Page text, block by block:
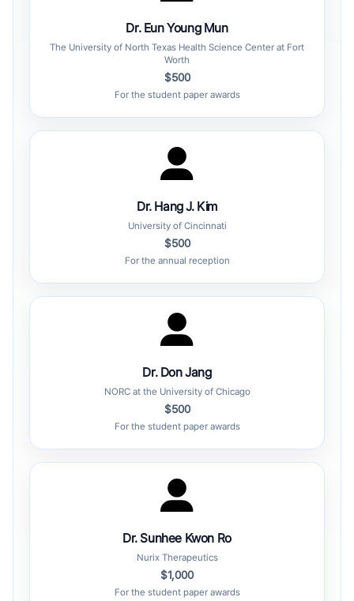
Dr. Eun Young Mun
The University of North Texas Health Science Center at Fort
Worth
$500
For the student paper awards
Dr. Hang J. Kim
University of Cincinnati
$500
For the annual reception
Dr. Don Jang
NORC at the University of Chicago
$500
For the student paper awards
Dr. Sunhee Kwon Ro
Nurix Therapeutics
$1,000
For the student paper awards